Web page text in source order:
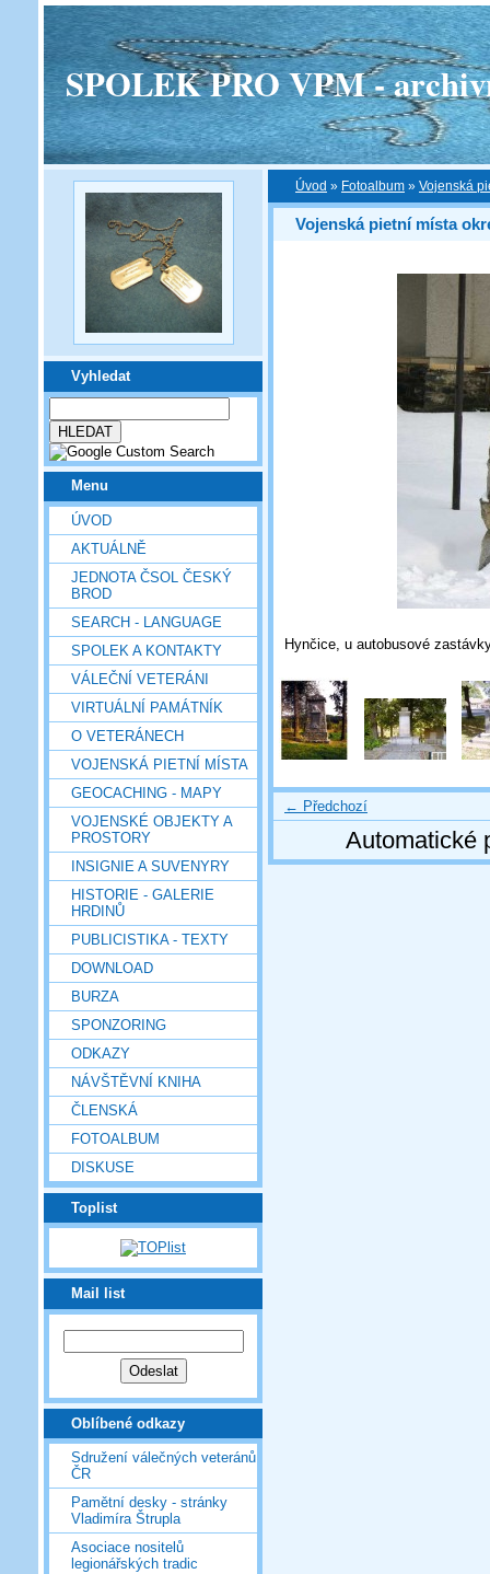
SPOLEK PRO VPM -
Vyhledat
Menu
ÚVOD
AKTUÁLNĚ
JEDNOTA ČSOL ČESKÝ
BROD
SEARCH - LANGUAGE
SPOLEK A KONTAKTY
VÁLEČNÍ VETERÁNI
VIRTUÁLNÍ PAMÁTNÍK
O VETERÁNECH
VOJENSKÁ PIETNÍ MÍSTA
GEOCACHING - MAPY
VOJENSKÉ OBJEKTY A
PROSTORY
INSIGNIE A SUVENYRY
HISTORIE - GALERIE
HRDINŮ
PUBLICISTIKA - TEXTY
DOWNLOAD
BURZA
SPONZORING
ODKAZY
NÁVŠTĚVNÍ KNIHA
ČLENSKÁ
FOTOALBUM
DISKUSE
Toplist
Mail list
Oblíbené odkazy
Sdružení válečných veteránů
ČR
Pamětní desky - stránky
Vladimíra Štrupla
Asociace nositelů
legionářských tradic
Úvod » Fotoalbum » Vojenská
Vojenská pietní místa
Hynčice, u autobusové
← Předchozí
Automatické